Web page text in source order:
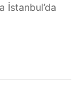
İstanbul’da